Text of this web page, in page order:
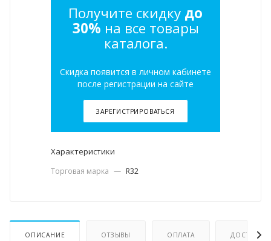
Получите скидку до
30% на все товары
каталога.
Скидка появится в личном кабинете
после регистрации на сайте
ЗАРЕГИСТРИРОВАТЬСЯ
Характеристики
Торговая марка — R32
ОПИСАНИЕ ОТЗЫВЫ ОПЛАТА ДОСТАВКА